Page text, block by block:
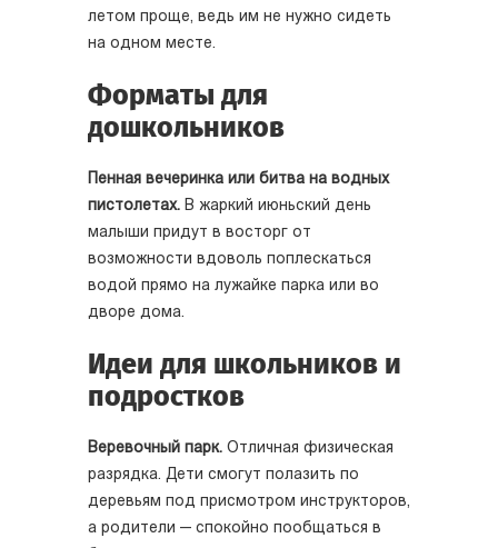
летом проще, ведь им не нужно сидеть
на одном месте.
Форматы для
дошкольников
Пенная вечеринка или битва на водных
пистолетах. В жаркий июньский день
малыши придут в восторг от
возможности вдоволь поплескаться
водой прямо на лужайке парка или во
дворе дома.
Идеи для школьников и
подростков
Веревочный парк. Отличная физическая
разрядка. Дети смогут полазить по
деревьям под присмотром инструкторов,
а родители — спокойно пообщаться в